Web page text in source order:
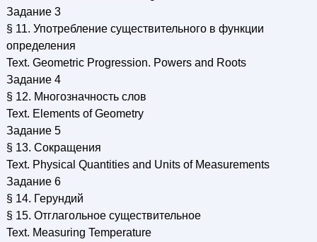
Задание 3
§ 11. Употребление существительного в функции
определения
Text. Geometric Progression. Powers and Roots
Задание 4
§ 12. Многозначность слов
Text. Elements of Geometry
Задание 5
§ 13. Сокращения
Text. Physical Quantities and Units of Measurements
Задание 6
§ 14. Герундий
§ 15. Отглагольное существительное
Text. Measuring Temperature